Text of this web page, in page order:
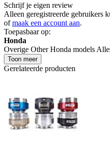
Schrijf je eigen review
Alleen geregistreerde gebruikers
ofmaak een account aan.
Toepasbaar op:
Honda
Overige Other Honda models
Toon meer
Gerelateerde producten